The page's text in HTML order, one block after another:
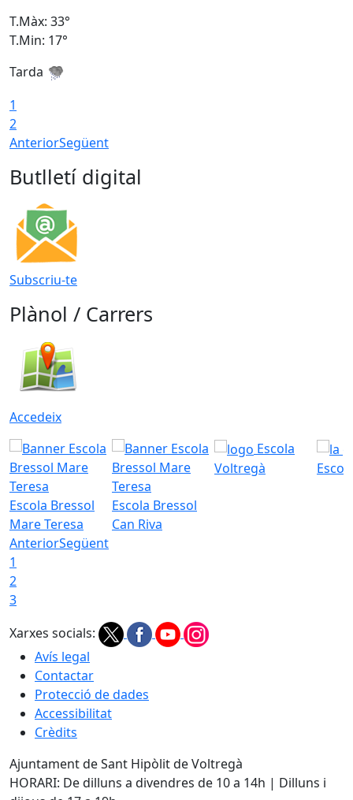
T.Màx: 33°
T.Min: 17°
Tarda
1
2
AnteriorSegüent
Butlletí digital
Subscriu-te
Plànol / Carrers
Accedeix
Escola Bressol
Mare Teresa
Escola Bressol
Can Riva
Escola
Voltregà
AnteriorSegüent
1
2
3
Xarxes socials:
Avís legal
Contactar
Protecció de dades
Accessibilitat
Crèdits
Ajuntament de Sant Hipòlit de Voltregà
HORARI: De dilluns a divendres de 10 a 14h | Dilluns i